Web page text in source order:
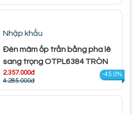
Nhập khẩu
Đèn mâm ốp trần bằng pha lê
sang trọng OTPL6384 TRÒN
2.357.000đ
4.285.000đ
-45.0%